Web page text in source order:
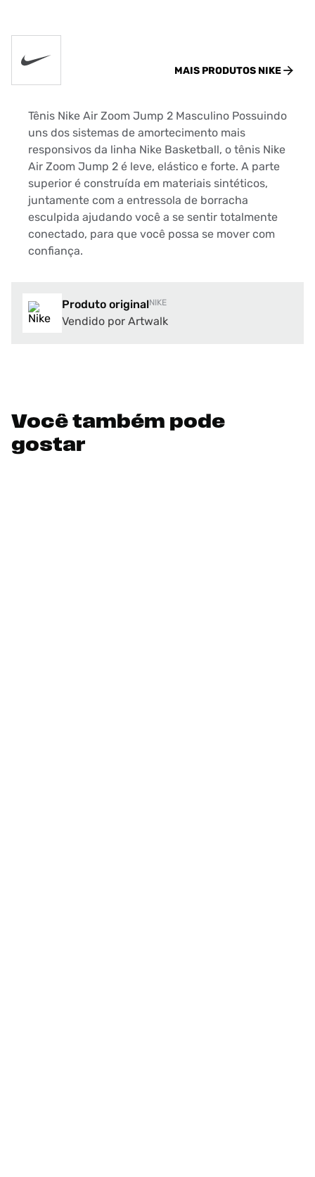
MAIS PRODUTOS NIKE
Tênis Nike Air Zoom Jump 2 Masculino Possuindo
uns dos sistemas de amortecimento mais
responsivos da linha Nike Basketball, o tênis Nike
Air Zoom Jump 2 é leve, elástico e forte. A parte
superior é construída em materiais sintéticos,
juntamente com a entressola de borracha
esculpida ajudando você a se sentir totalmente
conectado, para que você possa se mover com
confiança.
Produto originalNIKE
Vendido por Artwalk
Você também pode
gostar